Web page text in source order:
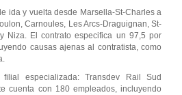
ida y vuelta desde Marsella-St-Charles a
Carnoules, Les Arcs-Draguignan, St-
Niza. El contrato especifica un 97,5 por
causas ajenas al contratista, como
especializada: Transdev Rail Sud
cuenta con 180 empleados, incluyendo